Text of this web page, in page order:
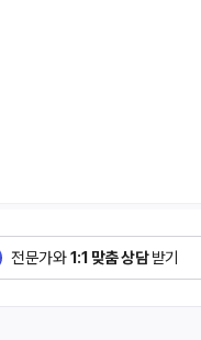
전문가와1:1 맞춤 상담받기